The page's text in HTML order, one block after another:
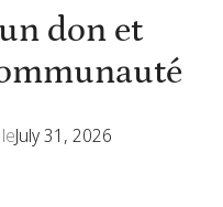
don et
July 31, 2026